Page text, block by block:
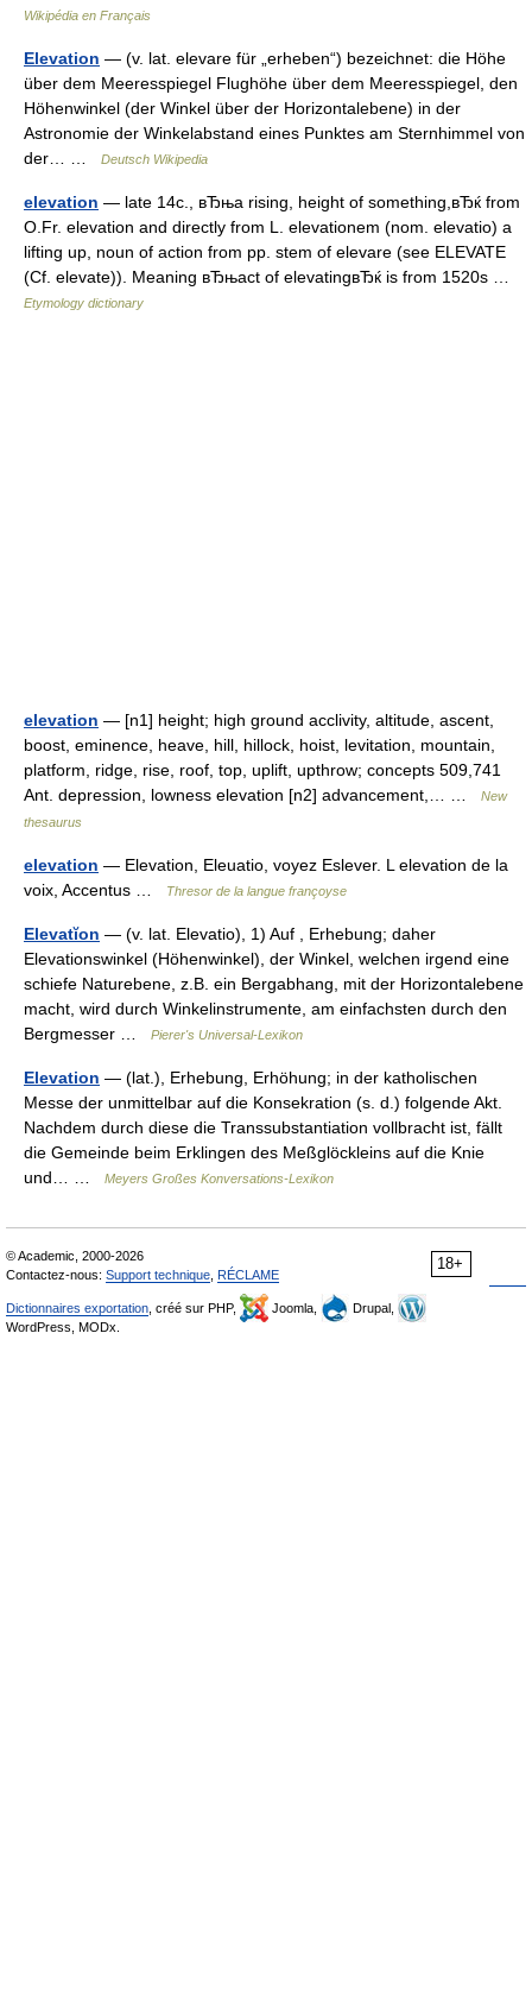
Wikipédia en Français
Elevation — (v. lat. elevare für „erheben“) bezeichnet: die Höhe
über dem Meeresspiegel Flughöhe über dem Meeresspiegel, den
Höhenwinkel (der Winkel über der Horizontalebene) in der
Astronomie der Winkelabstand eines Punktes am Sternhimmel von
der… …
Deutsch Wikipedia
elevation — late 14c., вЂњa rising, height of something,вЂќ from
O.Fr. elevation and directly from L. elevationem (nom. elevatio) a
lifting up, noun of action from pp. stem of elevare (see ELEVATE
(Cf. elevate)). Meaning вЂњact of elevatingвЂќ is from 1520s …
Etymology dictionary
elevation — [n1] height; high ground acclivity, altitude, ascent,
boost, eminence, heave, hill, hillock, hoist, levitation, mountain,
platform, ridge, rise, roof, top, uplift, upthrow; concepts 509,741
Ant. depression, lowness elevation [n2] advancement,… …
New
thesaurus
elevation — Elevation, Eleuatio, voyez Eslever. L elevation de la
voix, Accentus …
Thresor de la langue françoyse
Elevatĭon — (v. lat. Elevatio), 1) Auf , Erhebung; daher
Elevationswinkel (Höhenwinkel), der Winkel, welchen irgend eine
schiefe Naturebene, z.B. ein Bergabhang, mit der Horizontalebene
macht, wird durch Winkelinstrumente, am einfachsten durch den
Bergmesser …
Pierer's Universal-Lexikon
Elevation — (lat.), Erhebung, Erhöhung; in der katholischen
Messe der unmittelbar auf die Konsekration (s. d.) folgende Akt.
Nachdem durch diese die Transsubstantiation vollbracht ist, fällt
die Gemeinde beim Erklingen des Meßglöckleins auf die Knie
und… …
Meyers Großes Konversations-Lexikon
18+
© Academic, 2000-2026
Contactez-nous: Support technique RÉCLAME
Dictionnaires exportation , créé sur PHP, Joomla,
Drupal,
WordPress, MODx.